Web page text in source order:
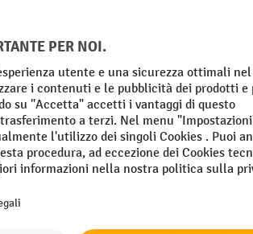
Piano calpestabile spessore
Profondità piano calpestabile
Segmento
Mostra tutti i dettagli tecnici